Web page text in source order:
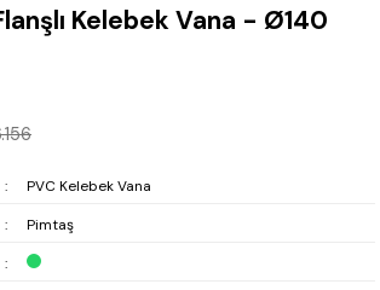
Kelebek Vana - Ø140
PVC Kelebek Vana
Pimtaş